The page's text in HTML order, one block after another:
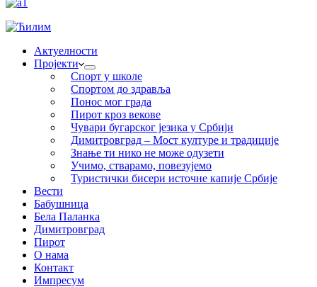
Актуелности
Пројекти
Спорт у школе
Спортом до здравља
Понос мог града
Пирот кроз векове
Чувари бугарског језика у Србији
Димитровград – Мост културе и традиције
Знање ти нико не може одузети
Учимо, стварамо, повезујемо
Туристички бисери источне капије Србије
Вести
Бабушница
Бела Паланка
Димитровград
Пирот
О нама
Контакт
Импресум